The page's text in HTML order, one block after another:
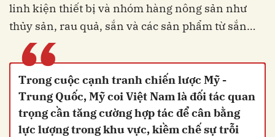
linh kiện thiết bị và nhóm hàng nông sản như
thủy sản, rau quả, sắn và các sản phẩm từ sắn…
“
Trong cuộc cạnh tranh chiến lược Mỹ -
Trung Quốc, Mỹ coi Việt Nam là đối tác quan
trọng cần tăng cường hợp tác để cân bằng
lực lượng trong khu vực, kiềm chế sự trỗi